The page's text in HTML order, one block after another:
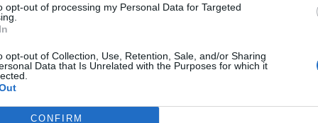
opt-out of processing my Personal Data for Targeted
opt-out of Collection, Use, Retention, Sale, and/or Sharing
Data that Is Unrelated with the Purposes for which it
CONFIRM
Descrivila brevemente.
e commentale in questa sezione.